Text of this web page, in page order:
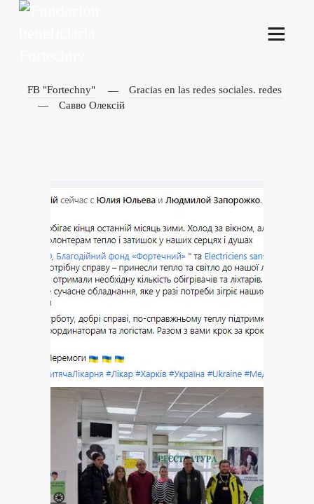
FB "Fortechny"
Gracias en las redes sociales. redes
Савво Олексій